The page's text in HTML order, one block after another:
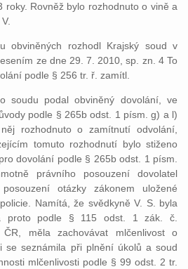
roky. Rovněž bylo rozhodnuto o vině a
obviněných rozhodl Krajský soud v
ze dne 29. 7. 2010, sp. zn. 4 To
podle § 256 tr. ř. zamítl.
soudu podal obviněný dovolání, ve
podle § 265b odst. 1 písm. g) a l)
rozhodnuto o zamítnutí odvolání,
tomuto rozhodnutí bylo stiženo
dovolání podle § 265b odst. 1 písm.
právního posouzení dovolatel
otázky zákonem uložené
Namítá, že svědkyně V. S. byla
proto podle § 115 odst. 1 zák. č.
měla zachovávat mlčenlivost o
se seznámila při plnění úkolů a soud
mlčenlivosti podle § 99 odst. 2 tr.